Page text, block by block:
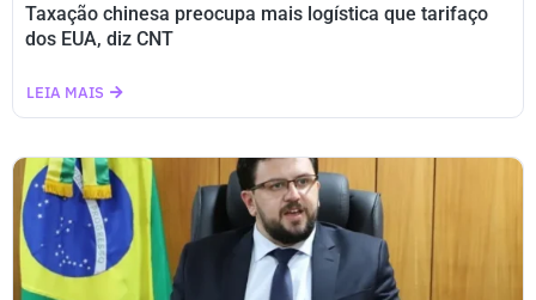
Taxação chinesa preocupa mais logística que tarifaço
dos EUA, diz CNT
LEIA MAIS